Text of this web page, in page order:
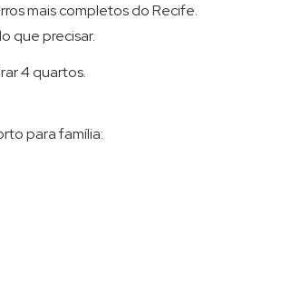
mais completos do Recife.
que precisar.
4 quartos.
para família: